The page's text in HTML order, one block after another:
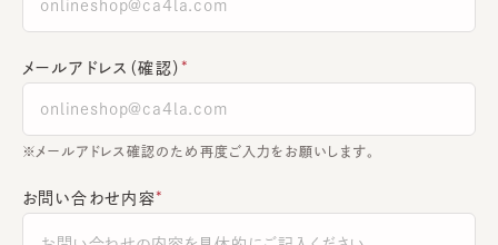
メールアドレス（確認）
※メールアドレス確認のため再度ご入力をお願いします。
お問い合わせ内容